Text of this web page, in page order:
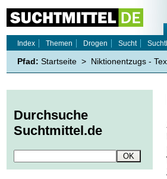
Index
Themen Drogen Sucht
Pfad: Startseite > Niktionentzugs -
Durchsuche
Suchtmittel.de